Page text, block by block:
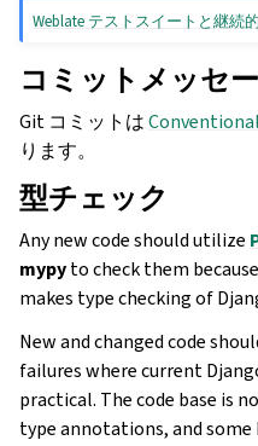
Weblate テストスイートと継続
コミットメッセ
Git コミットは
ります。
型チェック
Any new code should utilize
mypyto check them
makes type checking of
New and changed code
failures where current
practical. The code base is
type annotations, and